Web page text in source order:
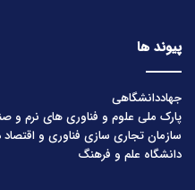
پیوند ها
جهاددانشگاهی
پارک ملی علوم و فناوری های نرم و
سازمان تجاری سازی فناوری و
دانشگاه علم و فرهنگ